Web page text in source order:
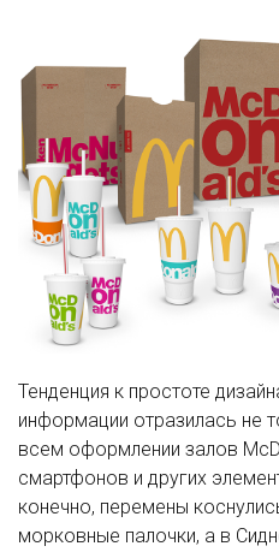
Тенденция к простоте
информации отразилась не
всем оформлении залов
смартфонов и других
конечно, перемены
морковные палочки, а в